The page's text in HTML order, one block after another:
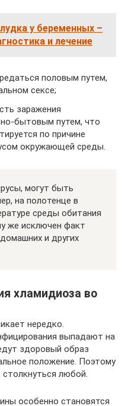
у беременных –
и лечение
половым путем,
сексе;
заражения
бытовым путем, что
по причине
окружающей среды.
могут быть
на полотенце в
среды обитания
же исключен факт
и других
хламидиоза во
нередко.
выпадают на
здоровый образ
положение. Поэтому
любой.
особенно становятся